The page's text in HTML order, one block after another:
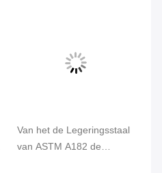
Van het de Legeringsstaal
van ASTM A182 de